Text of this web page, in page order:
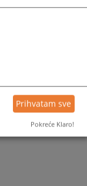
Prihvatam sve
Pokreće Klaro!